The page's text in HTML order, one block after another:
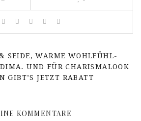
SEIDE, WARME WOHLFÜHL-
UND FÜR CHARISMALOOK
GIBT’S JETZT RABATT
KOMMENTARE